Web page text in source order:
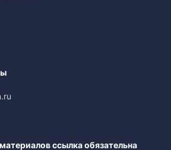
ссылка обязательна